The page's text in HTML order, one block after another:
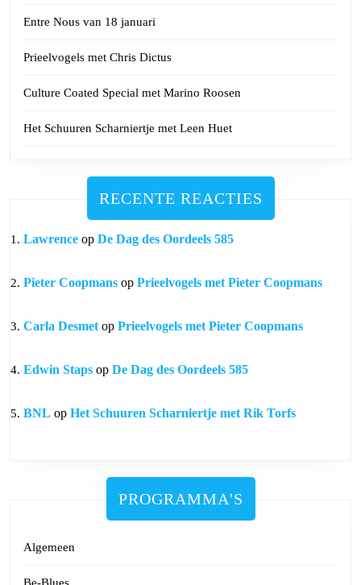
Entre Nous van 18 januari
Prieelvogels met Chris Dictus
Culture Coated Special met Marino Roosen
Het Schuuren Scharniertje met Leen Huet
RECENTE REACTIES
Lawrence op De Dag des Oordeels 585
Pieter Coopmans op Prieelvogels met Pieter Coopmans
Carla Desmet op Prieelvogels met Pieter Coopmans
Edwin Staps op De Dag des Oordeels 585
BNL op Het Schuuren Scharniertje met Rik Torfs
PROGRAMMA'S
Algemeen